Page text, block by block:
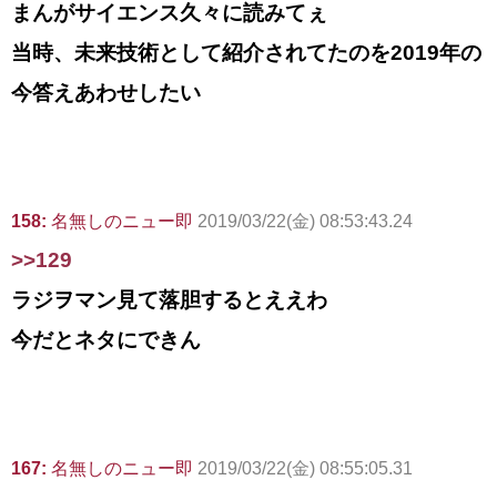
まんがサイエンス久々に読みてぇ
当時、未来技術として紹介されてたのを2019年の
今答えあわせしたい
158: 名無しのニュー即 2019/03/22(金) 08:53:43.24
>>129
ラジヲマン見て落胆するとええわ
今だとネタにできん
167: 名無しのニュー即 2019/03/22(金) 08:55:05.31